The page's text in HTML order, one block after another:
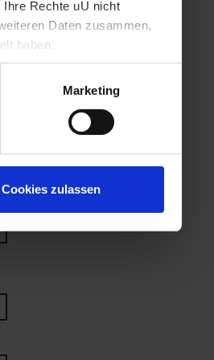
Ihre Rechte uU nicht
Daten zusammen,
haben.
Marketing
Cookies zulassen